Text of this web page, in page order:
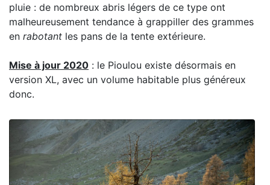
pluie : de nombreux abris légers de ce type ont
malheureusement tendance à grappiller des grammes
en rabotant les pans de la tente extérieure.
Mise à jour 2020 : le Pioulou existe désormais en
version XL, avec un volume habitable plus généreux
donc.